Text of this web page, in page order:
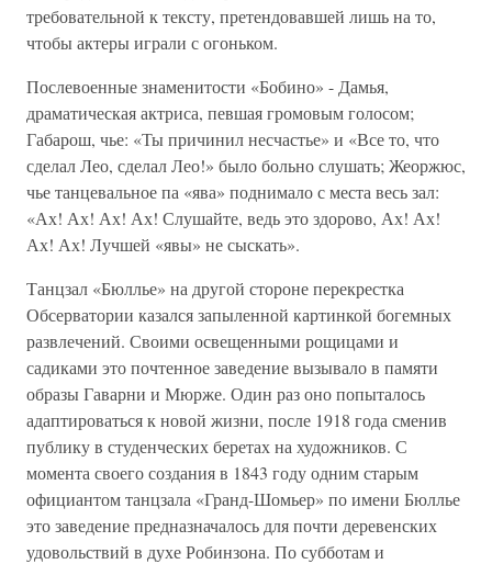
требовательной к тексту, претендовавшей лишь на то,
чтобы актеры играли с огоньком.
Послевоенные знаменитости «Бобино» - Дамья,
драматическая актриса, певшая громовым голосом;
Габарош, чье: «Ты причинил несчастье» и «Все то, что
сделал Лео, сделал Лео!» было больно слушать; Жеоржюс,
чье танцевальное па «ява» поднимало с места весь зал:
«Ах! Ах! Ах! Ах! Слушайте, ведь это здорово, Ах! Ах!
Ах! Ах! Лучшей «явы» не сыскать».
Танцзал «Бюллье» на другой стороне перекрестка
Обсерватории казался запыленной картинкой богемных
развлечений. Своими освещенными рощицами и
садиками это почтенное заведение вызывало в памяти
образы Гаварни и Мюрже. Один раз оно попыталось
адаптироваться к новой жизни, после 1918 года сменив
публику в студенческих беретах на художников. С
момента своего создания в 1843 году одним старым
официантом танцзала «Гранд-Шомьер» по имени Бюллье
это заведение предназначалось для почти деревенских
удовольствий в духе Робинзона. По субботам и